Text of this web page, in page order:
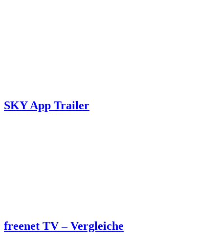
SKY App Trailer
freenet TV – Vergleiche